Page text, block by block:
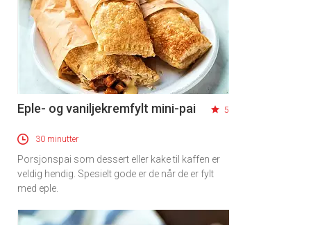
Eple- og vaniljekremfylt mini-pai 5
30 minutter
Porsjonspai som dessert eller kake til kaffen er
veldig hendig. Spesielt gode er de når de er fylt
med eple.